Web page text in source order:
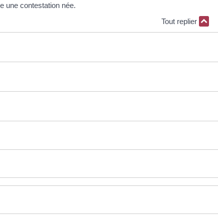
une contestation née.
Tout replier